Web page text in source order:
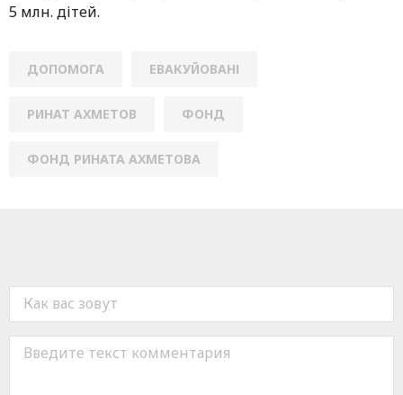
5 млн. дітей.
ДОПОМОГА ЕВАКУЙОВАНІ
РИНАТ АХМЕТОВ ФОНД
ФОНД РИНАТА АХМЕТОВА